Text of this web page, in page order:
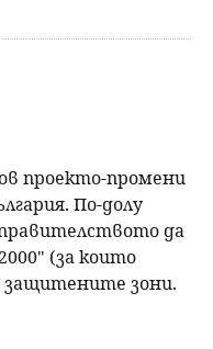
проекто-промени
По-долу
да
(за които
защитените зони.